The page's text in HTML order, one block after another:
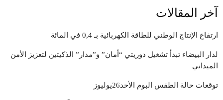
آخر المقالات
ارتفاع الإنتاج الوطني للطاقة الكهربائية بـ 0,4 في المائة
لدار البيضاء تبدأ تشغيل دوريتي “أمان” و”مدار” الذكيتين لتعزيز الأمن
الميداني
توقعات حالة الطقس البوم الأحد26يوليوز